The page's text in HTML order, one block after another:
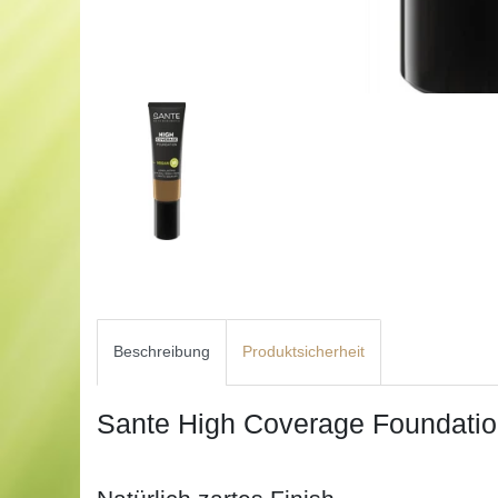
Beschreibung Produktsicherheit
Sante High Coverage